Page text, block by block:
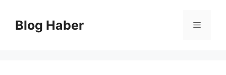
Blog Haber Menü